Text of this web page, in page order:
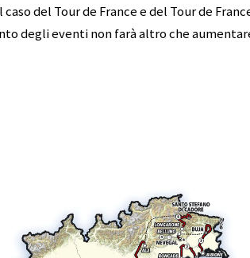
del Tour de France e del Tour de
degli eventi non farà altro che